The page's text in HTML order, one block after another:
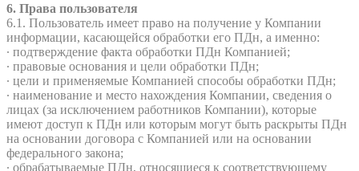
6. Права пользователя
6.1. Пользователь имеет право на получение у Компании
информации, касающейся обработки его ПДн, а именно:
∙ подтверждение факта обработки ПДн Компанией;
∙ правовые основания и цели обработки ПДн;
∙ цели и применяемые Компанией способы обработки ПДн;
∙ наименование и место нахождения Компании, сведения о
лицах (за исключением работников Компании), которые
имеют доступ к ПДн или которым могут быть раскрыты ПДн
на основании договора с Компанией или на основании
федерального закона;
∙ обрабатываемые ПДн, относящиеся к соответствующему